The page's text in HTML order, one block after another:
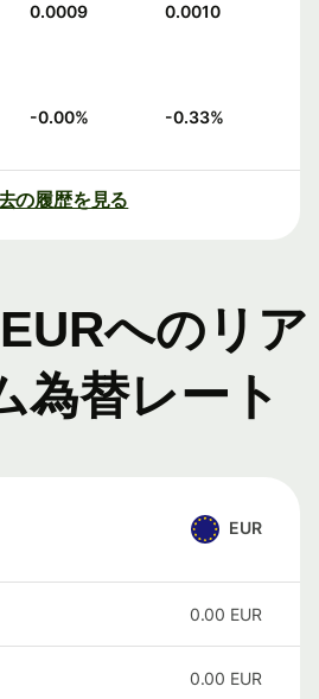
0.0009 0.0010
-0.00% -0.33%
の履歴を見る
へのリア
為替レート
EUR
0.00 EUR
0.00 EUR